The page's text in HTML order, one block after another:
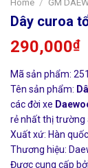
Dây curoa
290,000₫
Mã sản phẩm:
Tên sản phẩm:
các đời xe
rẻ nhất thị trường
Xuất xứ: Hàn quốc
Thương hiệu:
Được cung cấp